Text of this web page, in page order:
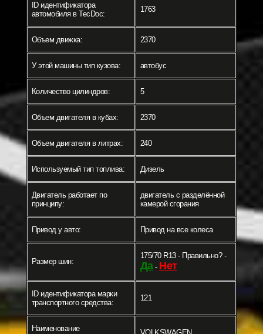
ID идентификатора
автомобиля в TecDoc:
1763
Объем движка: 2370
У этой машины тип кузова: автобус
Количество цилиндров: 5
Объем двигателя в кубах: 2370
Объем двигателя в литрах: 240
Используемый тип топлива: Дизель
Двигатель работает по
принципу:
двигатель с разделённой
камерой сгорания
Привод у авто: Привод на все колеса
Размер шин:
175/70 R13 - Правильно? -
Да- Нет
ID идентификатора марки
транспортного средства:
121
Наименование